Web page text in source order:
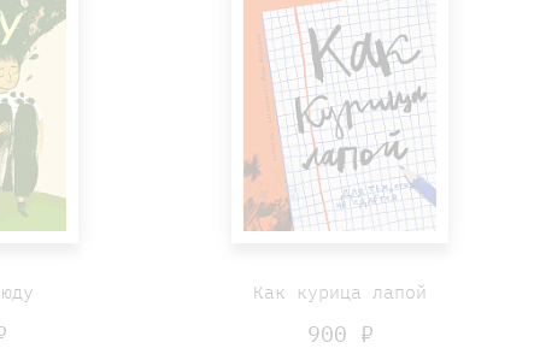
Как курица лапой
900 ₽